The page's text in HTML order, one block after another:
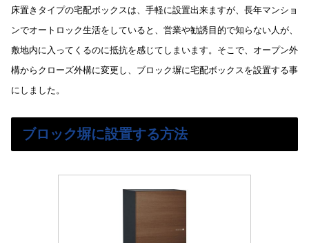
床置きタイプの宅配ボックスは、手軽に設置出来ますが、長年マンショ
ンでオートロック生活をしていると、営業や勧誘目的で知らない人が、
敷地内に入ってくるのに抵抗を感じてしまいます。そこで、オープン外
構からクローズ外構に変更し、ブロック塀に宅配ボックスを設置する事
にしました。
ブロック塀に設置する方法